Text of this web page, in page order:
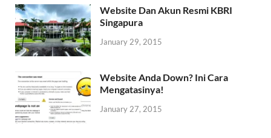
Website Dan Akun Resmi KBRI
Singapura
January 29, 2015
Website Anda Down? Ini Cara
Mengatasinya!
January 27, 2015